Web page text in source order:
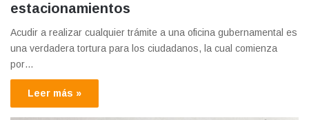
estacionamientos
Acudir a realizar cualquier trámite a una oficina gubernamental es
una verdadera tortura para los ciudadanos, la cual comienza
por…
Leer más »